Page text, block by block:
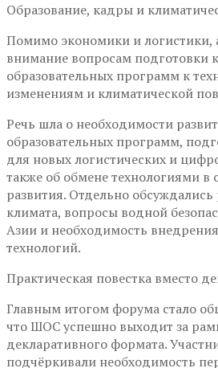
Образование, кадры и
Помимо экономики и логистики,
внимание вопросам подготовки
образовательных программ к
изменениям и климатической
Речь шла о необходимости
образовательных программ,
для новых логистических и
также об обмене технологиями в
развития. Отдельно
климата, вопросы водной
Азии и необходимость
технологий.
Практическая повестка вместо
Главным итогом форума стало
что ШОС успешно выходит за
декларативного формата.
подчёркивали необходимость